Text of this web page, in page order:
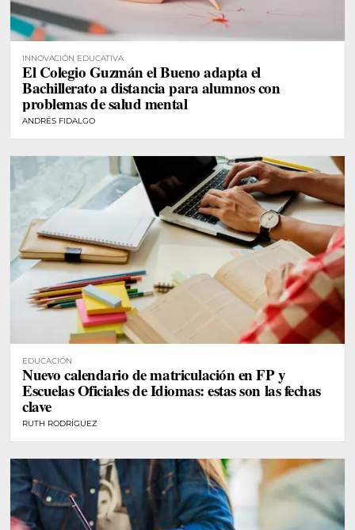
INNOVACIÓN EDUCATIVA
El Colegio Guzmán el Bueno adapta el
Bachillerato a distancia para alumnos con
problemas de salud mental
ANDRÉS FIDALGO
EDUCACIÓN
Nuevo calendario de matriculación en FP y
Escuelas Oficiales de Idiomas: estas son las fechas
clave
RUTH RODRÍGUEZ